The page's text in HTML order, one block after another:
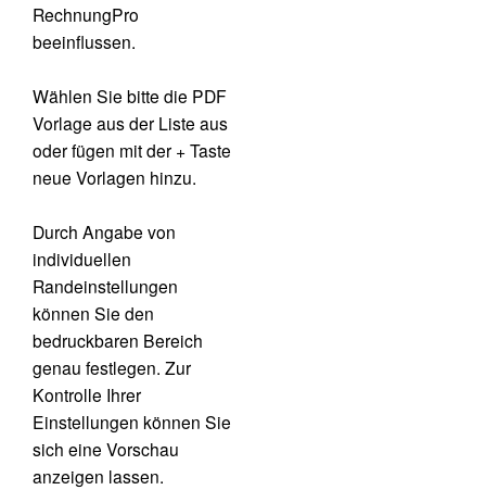
RechnungPro
beeinflussen.
Wählen Sie bitte die PDF
Vorlage aus der Liste aus
oder fügen mit der + Taste
neue Vorlagen hinzu.
Durch Angabe von
individuellen
Randeinstellungen
können Sie den
bedruckbaren Bereich
genau festlegen. Zur
Kontrolle Ihrer
Einstellungen können Sie
sich eine Vorschau
anzeigen lassen.